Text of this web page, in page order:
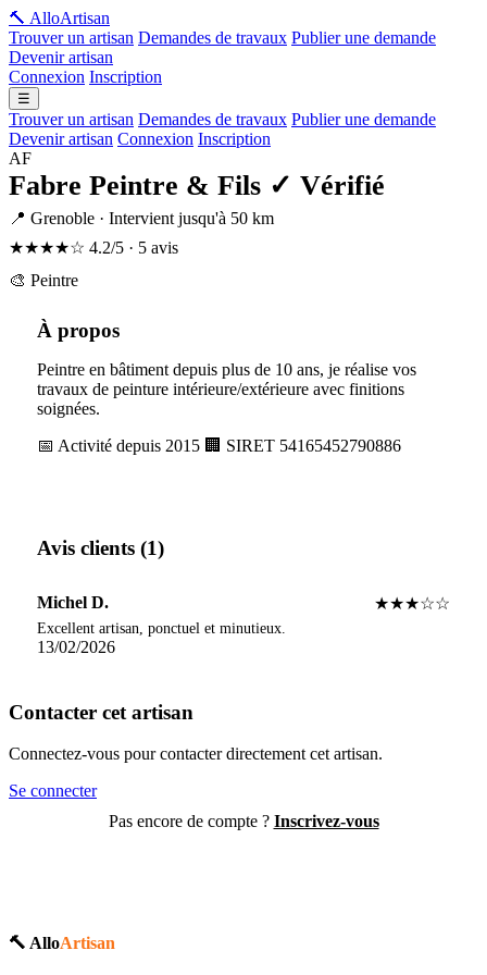
🔨 AlloArtisan
Trouver un artisan Demandes de travaux Publier une demande
Devenir artisan
Connexion Inscription
☰
Trouver un artisan Demandes de travaux Publier une demande
Devenir artisan Connexion Inscription
AF
Fabre Peintre & Fils ✓ Vérifié
📍 Grenoble · Intervient jusqu'à 50 km
★★★★☆ 4.2/5 · 5 avis
🎨 Peintre
À propos
Peintre en bâtiment depuis plus de 10 ans, je réalise vos
travaux de peinture intérieure/extérieure avec finitions
soignées.
📅 Activité depuis 2015 🏢 SIRET 54165452790886
Avis clients (1)
Michel D. ★★★☆☆
Excellent artisan, ponctuel et minutieux.
13/02/2026
Contacter cet artisan
Connectez-vous pour contacter directement cet artisan.
Se connecter
Pas encore de compte ? Inscrivez-vous
🔨 AlloArtisan